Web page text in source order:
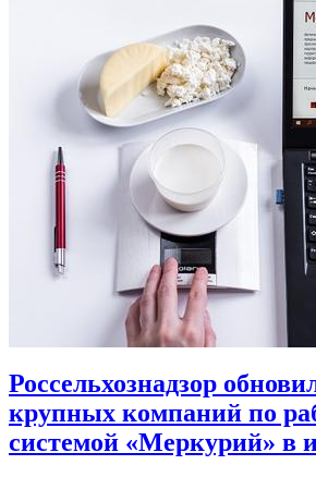
Россельхознадзор
крупных компаний по
системой «Меркурий» в